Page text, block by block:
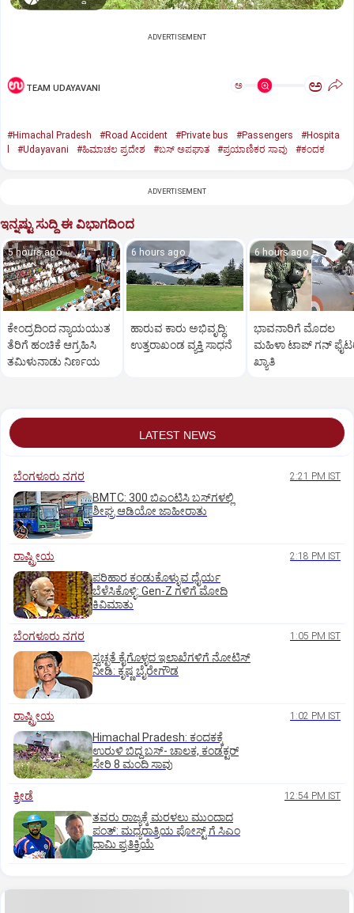
ADVERTISEMENT
TEAM UDAYAVANI ಅ ಅ
#Himachal Pradesh #Road Accident #Private bus #Passengers
#Hospita
#Udayavani #ಹಿಮಾಚಲ ಪ್ರದೇಶ #ಬಸ್‌ ಅಪಘಾತ #ಪ್ರಯಾಣಿಕರ ಸಾವು #ಕಂದಕ
ADVERTISEMENT
ಇನ್ನಷ್ಟು ಸುದ್ದಿ ಈ ವಿಭಾಗದಿಂದ
5 hours ago
ಕೇಂದ್ರದಿಂದ ನ್ಯಾಯಯುತ
ತೆರಿಗೆ ಹಂಚಿಕೆ ಆಗ್ರಹಿಸಿ
ತಮಿಳುನಾಡು ನಿರ್ಣಯ
6 hours ago
ಹಾರುವ ಕಾರು ಅಭಿವೃದ್ಧಿ:
ಉತ್ತರಾಖಂಡ ವ್ಯಕ್ತಿ ಸಾಧನೆ
6 hours ago
ಭಾವನಾರಿಗೆ ಮೊದಲ
ಮಹಿಳಾ ಟಾಪ್‌ ಗನ್‌
ಖ್ಯಾತಿ
LATEST NEWS
ಬೆಂಗಳೂರು ನಗರ 2:21 PM IST
BMTC: 300 ಬಿಎಂಟಿಸಿ ಬಸ್‌ಗಳಲ್ಲಿ
ಶೀಘ್ರ ಆಡಿಯೋ ಜಾಹೀರಾತು
ರಾಷ್ಟ್ರೀಯ 2:18 PM IST
ಪರಿಹಾರ ಕಂಡುಕೊಳ್ಳುವ ಧೈರ್ಯ
ಬೆಳೆಸಿಕೊಳ್ಳಿ: Gen-Z ಗಳಿಗೆ ಮೋದಿ
ಕಿವಿಮಾತು
ಬೆಂಗಳೂರು ನಗರ 1:05 PM IST
ಸ್ವಚ್ಛತೆ ಕೈಗೊಳ್ಳದ ಇಲಾಖೆಗಳಿಗೆ ನೋಟಿಸ್‌
ನೀಡಿ: ಕೃಷ್ಣ ಬೈರೇಗೌಡ
ರಾಷ್ಟ್ರೀಯ 1:02 PM IST
Himachal Pradesh: ಕಂದಕಕ್ಕೆ
ಉರುಳಿ ಬಿದ್ದ ಬಸ್-‌ ಚಾಲಕ, ಕಂಡಕ್ಟರ್‌
ಸೇರಿ 8 ಮಂದಿ ಸಾವು
ಕ್ರೀಡೆ 12:54 PM IST
ತವರು ರಾಜ್ಯಕ್ಕೆ ಮರಳಲು ಮುಂದಾದ
ಪಂತ್:‌ ಮಧ್ಯರಾತ್ರಿಯ ಪೋಸ್ಟ್‌ ಗೆ ಸಿಎಂ
ಧಾಮಿ ಪ್ರತಿಕ್ರಿಯೆ